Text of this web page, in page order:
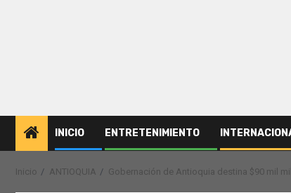
INICIO ENTRETENIMIENTO
Inicio ANTIOQUIA Gobernación de Antioquia destina $90 mil